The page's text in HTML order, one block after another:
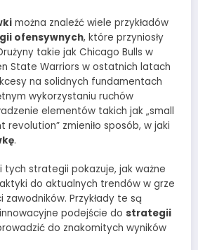
można znaleźć wiele przykładów
ofensywnych, które przyniosły
takie jak Chicago Bulls w
State Warriors w ostatnich latach
na solidnych fundamentach
wykorzystaniu ruchów
elementów takich jak „small
revolution” zmieniło sposób, w jaki
.
tych strategii pokazuje, jak ważne
do aktualnych trendów w grze
Przykłady te są
podejście do strategii
do znakomitych wyników